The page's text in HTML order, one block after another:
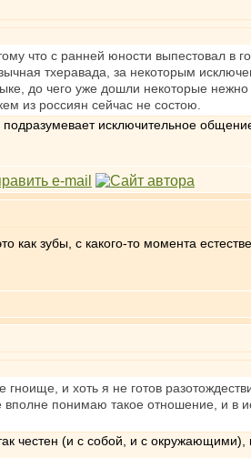
что с ранней юности выпестовал в
тхеравада, за некоторым
до чего уже дошли некоторые
из россиян сейчас не состою.
исключительное
как зубы, с какого-то момента
и хоть я не готов
понимаю такое отношение, и в
честен (и с собой, и с